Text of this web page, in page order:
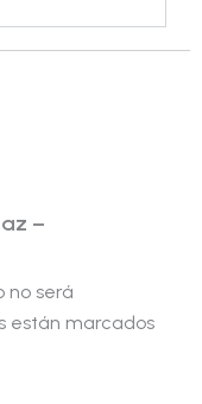
–
no será
están marcados